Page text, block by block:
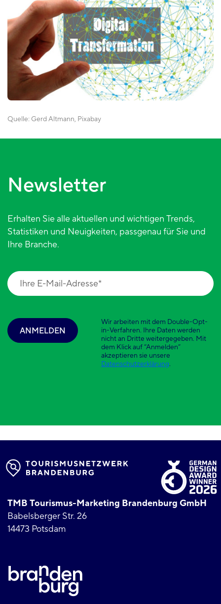
Quelle: Gerd Altmann, Pixabay
Newsletter
Erhalten Sie alle aktuellen und wichtigen Trends,
Statistiken und Neuigkeiten, passgenau für Sie und
Ihre Branche.
Wir arbeiten mit dem Double-Opt-
in-Verfahren. Ihre Daten werden
nicht an Dritte weitergegeben. Mit
dem Klick auf “Anmelden”
akzeptieren sie unsere
Datenschutzerklärung.
ANMELDEN
TMB Tourismus-Marketing Brandenburg GmbH
Babelsberger Str. 26
14473 Potsdam